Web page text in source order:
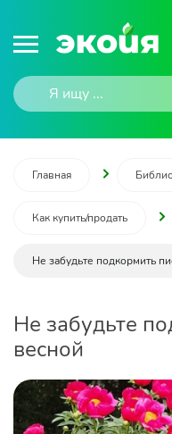
Главная
Как купить/продать
Не забудьте подкормить
Не забудьте
весной